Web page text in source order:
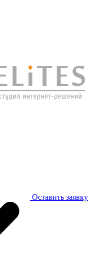
Оставить заявку